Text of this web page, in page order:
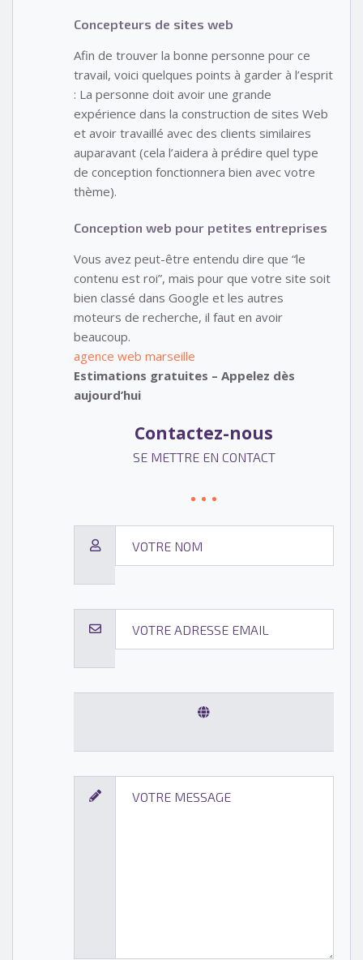
Concepteurs de sites web
Afin de trouver la bonne personne pour ce
travail, voici quelques points à garder à l’esprit
: La personne doit avoir une grande
expérience dans la construction de sites Web
et avoir travaillé avec des clients similaires
auparavant (cela l’aidera à prédire quel type
de conception fonctionnera bien avec votre
thème).
Conception web pour petites entreprises
Vous avez peut-être entendu dire que “le
contenu est roi”, mais pour que votre site soit
bien classé dans Google et les autres
moteurs de recherche, il faut en avoir
beaucoup.
agence web marseille
Estimations gratuites – Appelez dès
aujourd’hui
Contactez-nous
SE METTRE EN CONTACT